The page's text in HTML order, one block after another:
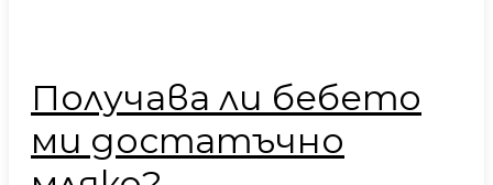
Получава ли бебето
ми достатъчно